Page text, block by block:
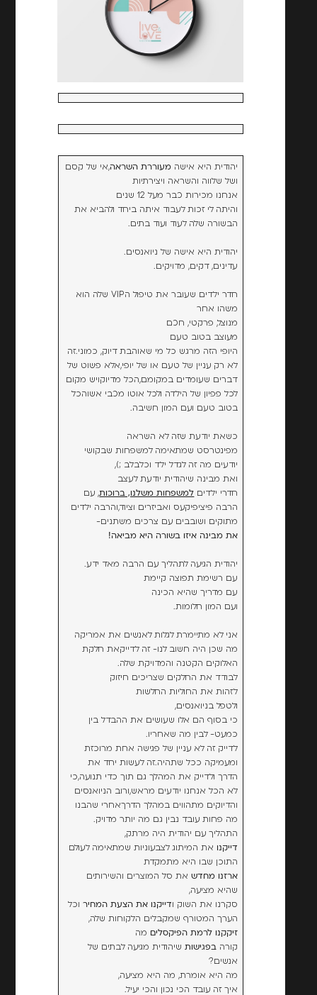
יהודית היא אישה מעוררת השראה,אי של קסם
ושל שלווה והשראה ויצירתיות
אנחנו מכירות כבר מעל 12 שנים
והיתה לי זכות לעבוד איתה ביחד ולהביא את
הבשורה שלה לעוד ועוד בתים.
יהודית היא אישה של ניואנסים.
עדינים, דקים, מדויקים.
חדר ילדים שעובר את טיפול הVIP שלה הוא
משהו אחר
מנוצל, פרקטי, חכם
מעוצב בטוב טעם
היופי הזה מרגש כל מי שאוהבת דיוק, כמוני.זה
לא רק עניין של טעם או של יופי,אלא פשוט של
דברים שעומדים במקומם,הכל מדיוקויש מקום
לכל פפיון של הילדה ולכל אוטו מכבי אשוהכל
בטוב טעם ועם המון חשיבה.
כשאת יודעת שזה לא השראה
מפינטרסט שמתאימה למשפחות שבקושי
יודעים מה זה לגדל ילד וכלבלב ;),
ואת מבינה שיהודית יודעת לעצב
חדרי ילדים למשפחות משלנו, ברוכות, עם
הרבה פיציפיקעס ואביזרים וציוד,והרבה ילדים
מתוקים ושובבים עם צרכים משתנים-
את מבינה איזו בשורה היא מביאה!
יהודית הגיעה לתהליך עם הרבה מאד ידע.
עם רשימת תפוצה קיימת
עם מדריך שהיא הכינה
ועם המון חלומות.
אני לא מתיימרת לגלות לאנשים את אמריקה
מה שכן היה חשוב לנו- זה לדייקאת חלקת
האלוקים הקטנה והמדויקת שלה.
לבודד את החלקים שצריכים חיזוק
לזהות את החוליות החלשות
ולטפל בניואנסים,
כי בסוף הם אלו שעושים את ההבדל בין
כמעט- לבין מה שאחריו.
לדייק זה לא עניין של פגישה אחת מרוכזת
ומעמיקה ככל שתהיה.זה לעשות יחד את
הדרך ולדייק את המהלך גם תוך כדי תנועה,כי
לא הכל אנחנו יודעים מראש,ורוב הניואנסים
והדיוקים מתהווים במהלך הדרךאחרי שהבנו
מה פחות עובד נבין גם מה יותר מדויק.
התהליך עם יהודית היה מרתק,
דייקנו את המיתוג לצבעוניות שמתאימה לעולם
התוכן שבו היא מתמקדת
ארזנו מחדשאת סל המוצרים והשירותים
שהיא מציעה,
סקרנו את השוק ודייקנו את הצעת המחיר וכל
הערך המטורף שמקבלים הלקוחות שלה,
זיקקנו לרמת הפיקסלים מה
קורה בפגישותשיהודית מגיעה לבתים של
אנשים?
מה היא אומרת, מה היא מציעה,
איך זה עובד הכי נכון והכי יעיל.